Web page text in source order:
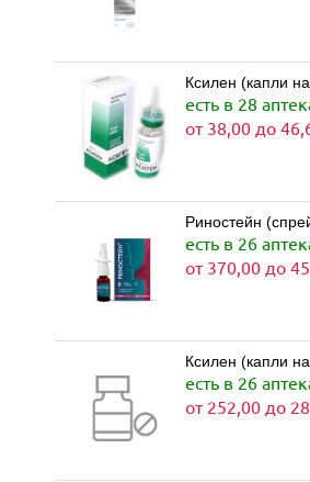
Ксилен (капли
есть в 28
от 38,00 до
Риностейн
есть в 26
от 370,00 до
Ксилен (капли
есть в 26
от 252,00 до